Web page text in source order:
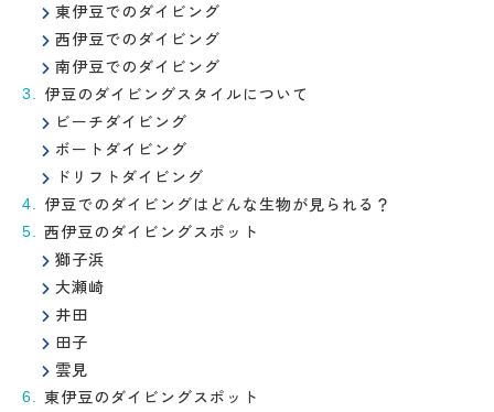
東伊豆でのダイビング
西伊豆でのダイビング
南伊豆でのダイビング
伊豆のダイビングスタイルについて
ビーチダイビング
ボートダイビング
ドリフトダイビング
伊豆でのダイビングはどんな生物が見られる？
西伊豆のダイビングスポット
獅子浜
大瀬崎
井田
田子
雲見
東伊豆のダイビングスポット